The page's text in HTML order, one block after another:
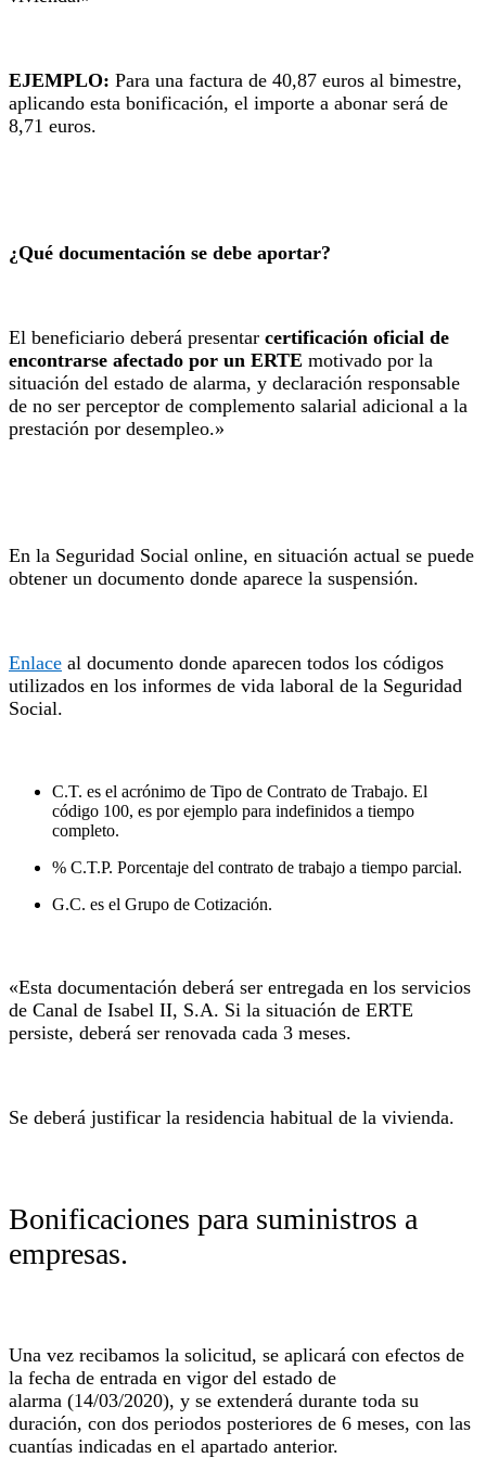
EJEMPLO: Para una factura de 40,87 euros al bimestre,
aplicando esta bonificación, el importe a abonar será de
8,71 euros.
¿Qué documentación se debe aportar?
El beneficiario deberá presentar certificación oficial de
encontrarse afectado por un ERTE motivado por la
situación del estado de alarma, y declaración responsable
de no ser perceptor de complemento salarial adicional a la
prestación por desempleo.»
En la Seguridad Social online, en situación actual se puede
obtener un documento donde aparece la suspensión.
Enlace al documento donde aparecen todos los códigos
utilizados en los informes de vida laboral de la Seguridad
Social.
C.T. es el acrónimo de Tipo de Contrato de Trabajo. El
código 100, es por ejemplo para indefinidos a tiempo
completo.
% C.T.P. Porcentaje del contrato de trabajo a tiempo parcial.
G.C. es el Grupo de Cotización.
«Esta documentación deberá ser entregada en los servicios
de Canal de Isabel II, S.A. Si la situación de ERTE
persiste, deberá ser renovada cada 3 meses.
Se deberá justificar la residencia habitual de la vivienda.
Bonificaciones para suministros a
empresas.
Una vez recibamos la solicitud, se aplicará con efectos de
la fecha de entrada en vigor del estado de
alarma (14/03/2020), y se extenderá durante toda su
duración, con dos periodos posteriores de 6 meses, con las
cuantías indicadas en el apartado anterior.